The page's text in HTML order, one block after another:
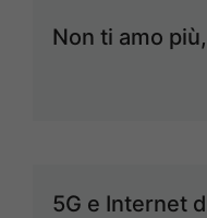
Non ti amo
5G e Internet